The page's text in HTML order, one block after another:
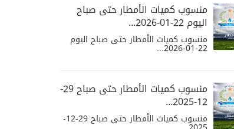
منسوب كميات الأمطار حتى صباح
اليوم 22-01-2026...
منسوب كميات الأمطار حتى صباح اليوم
22-01-2026...
منسوب كميات الأمطار حتى صباح 29-
12-2025...
منسوب كميات الأمطار حتى صباح 29-12-